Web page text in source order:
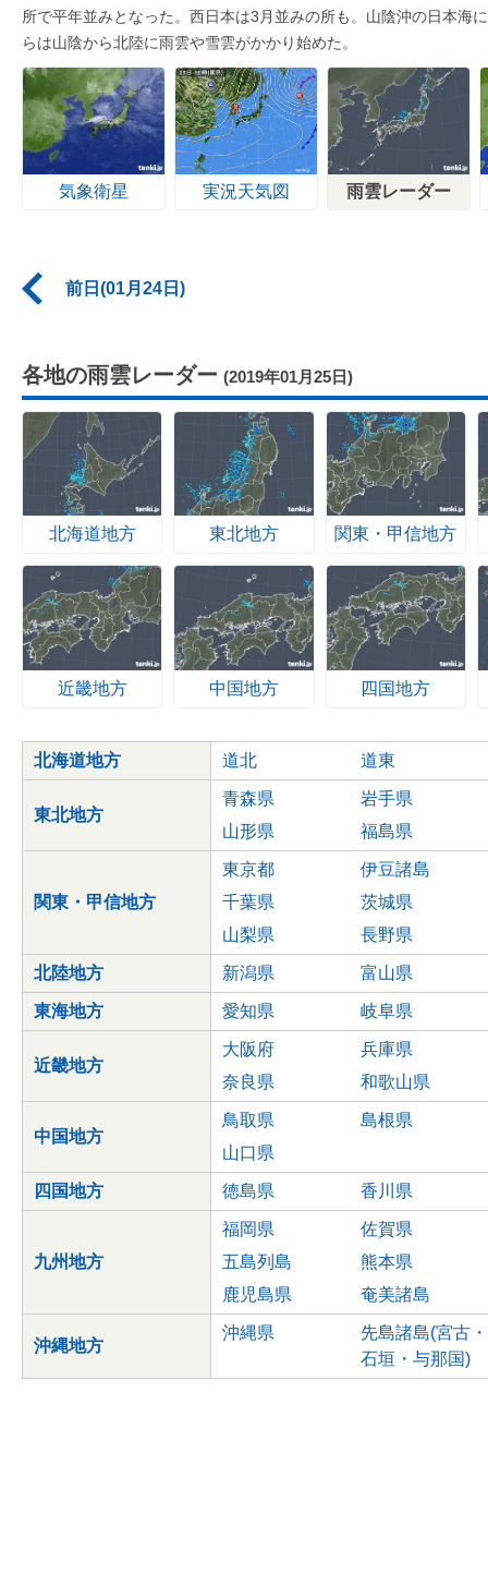
所で平年並みとなった。西日本は3月並みの所も。山陰沖の日本海
らは山陰から北陸に雨雲や雪雲がかかり始めた。
気象衛星 実況天気図 雨雲レーダー
前日(01月24日)
各地の雨雲レーダー (2019年01月25日)
北海道地方 東北地方 関東・甲信地方
近畿地方 中国地方 四国地方
北海道地方 道北 道東
東北地方
青森県
岩手県
山形県
福島県
関東・甲信地方
東京都
伊豆諸島
千葉県
茨城県
山梨県
長野県
北陸地方 新潟県 富山県
東海地方 愛知県 岐阜県
近畿地方
大阪府
兵庫県
奈良県
和歌山県
中国地方
鳥取県
島根県
山口県
四国地方 徳島県 香川県
九州地方
福岡県
佐賀県
五島列島
熊本県
鹿児島県
奄美諸島
沖縄地方
沖縄県
先島諸島(宮古・
石垣・与那国)